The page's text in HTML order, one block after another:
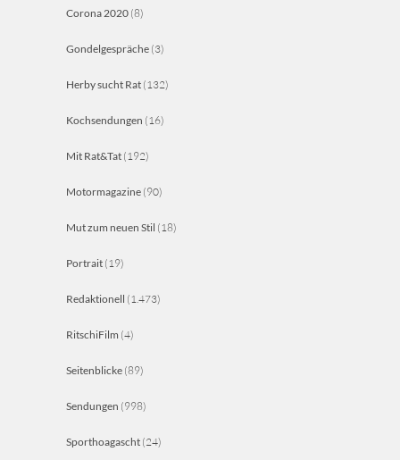
Corona 2020 (8)
Gondelgespräche (3)
Herby sucht Rat (132)
Kochsendungen (16)
Mit Rat&Tat (192)
Motormagazine (90)
Mut zum neuen Stil (18)
Portrait (19)
Redaktionell (1.473)
RitschiFilm (4)
Seitenblicke (89)
Sendungen (998)
Sporthoagascht (24)